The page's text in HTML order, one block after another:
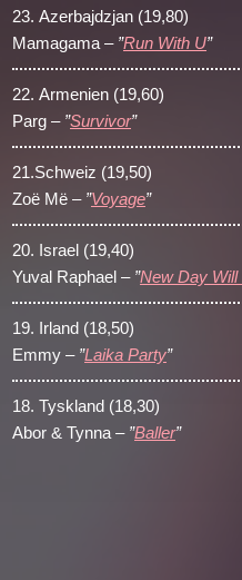
23. Azerbajdzjan (19,80)
Mamagama – ”Run With U”
22. Armenien (19,60)
Parg – ”Survivor”
21.Schweiz (19,50)
Zoë Më – ”Voyage”
20. Israel (19,40)
Yuval Raphael – ”New Day Will
19. Irland (18,50)
Emmy – ”Laika Party”
18. Tyskland (18,30)
Abor & Tynna – ”Baller”